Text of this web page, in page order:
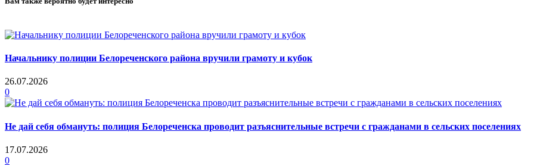
Начальнику полиции Белореченского района вручили грамоту и кубок
26.07.2026
0
Не дай себя обмануть: полиция Белореченска проводит разъяснительные встречи с гражданами в сельских поселениях
17.07.2026
0